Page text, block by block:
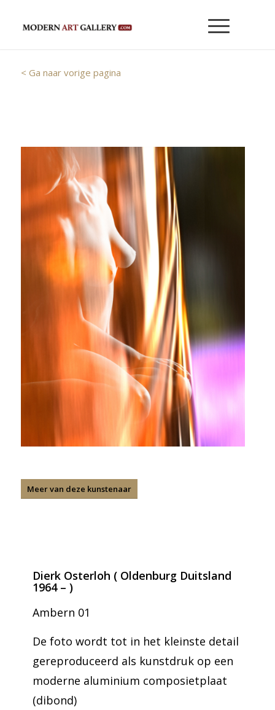
< Ga naar vorige pagina
Meer van deze kunstenaar
Dierk Osterloh ( Oldenburg Duitsland
1964 – )
Ambern 01
De foto wordt tot in het kleinste detail
gereproduceerd als kunstdruk op een
moderne aluminium composietplaat
(dibond)